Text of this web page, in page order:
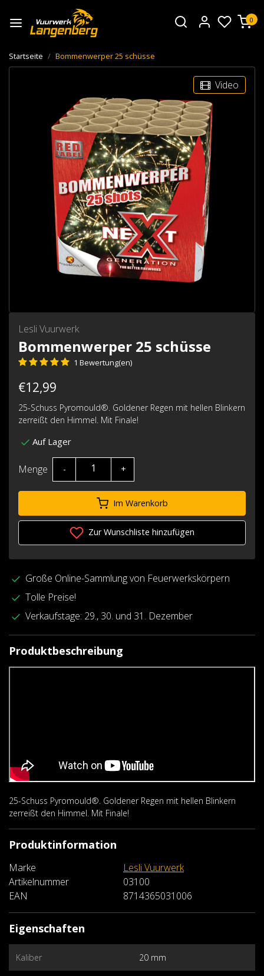
0
Startseite Bommenwerper 25 schüsse
Video
Lesli Vuurwerk
Bommenwerper 25 schüsse
1 Bewertung(en)
€12,99
25-Schuss Pyromould®. Goldener Regen mit hellen Blinkern
zerreißt den Himmel. Mit Finale!
Auf Lager
Menge - +
Im Warenkorb
Zur Wunschliste hinzufügen
Große Online-Sammlung von Feuerwerkskörpern
Tolle Preise!
Verkaufstage: 29., 30. und 31. Dezember
Produktbeschreibung
25-Schuss Pyromould®. Goldener Regen mit hellen Blinkern
zerreißt den Himmel. Mit Finale!
Produktinformation
Marke
Lesli Vuurwerk
Artikelnummer
03100
EAN
8714365031006
Eigenschaften
Kaliber 20 mm